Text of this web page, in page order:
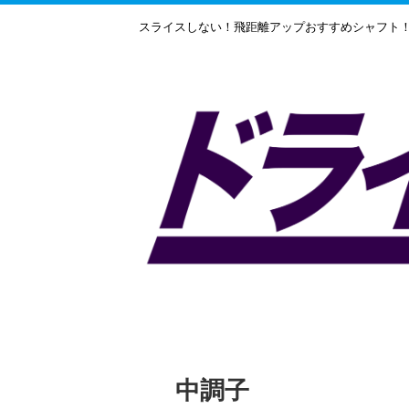
スライスしない！飛距離アップおすすめシャフト
中調子